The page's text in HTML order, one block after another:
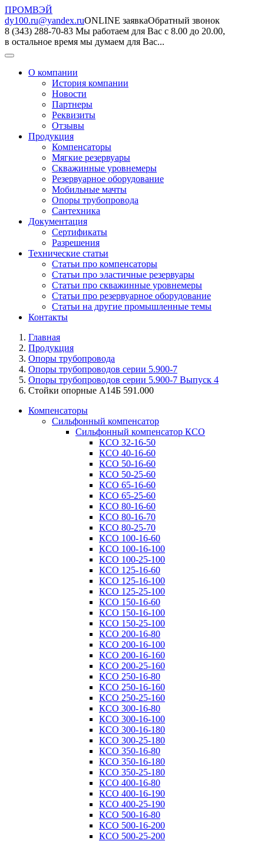
ПРОМВЭЙ
dy100.ru@yandex.ruONLINE заявкаОбратный звонок
8 (343) 288-70-83 Мы работаем для Вас с 8.00 до 20.00,
в остальное время мы думаем для Вас...
О компании
История компании
Новости
Партнеры
Реквизиты
Отзывы
Продукция
Компенсаторы
Мягкие резервуары
Скважинные уровнемеры
Резервуарное оборудование
Мобильные мачты
Опоры трубопровода
Сантехника
Документация
Сертификаты
Разрешения
Технические статьи
Статьи про компенсаторы
Статьи про эластичные резервуары
Статьи про скважинные уровнемеры
Статьи про резервуарное оборудование
Статьи на другие промышленные темы
Контакты
Главная
Продукция
Опоры трубопровода
Опоры трубопроводов серии 5.900-7
Опоры трубопроводов серии 5.900-7 Выпуск 4
Стойки опорные А14Б 591.000
Компенсаторы
Сильфонный компенсатор
Сильфонный компенсатор КСО
КСО 32-16-50
КСО 40-16-60
КСО 50-16-60
КСО 50-25-60
КСО 65-16-60
КСО 65-25-60
КСО 80-16-60
КСО 80-16-70
КСО 80-25-70
КСО 100-16-60
КСО 100-16-100
КСО 100-25-100
КСО 125-16-60
КСО 125-16-100
КСО 125-25-100
КСО 150-16-60
КСО 150-16-100
КСО 150-25-100
КСО 200-16-80
КСО 200-16-100
КСО 200-16-160
КСО 200-25-160
КСО 250-16-80
КСО 250-16-160
КСО 250-25-160
КСО 300-16-80
КСО 300-16-100
КСО 300-16-180
КСО 300-25-180
КСО 350-16-80
КСО 350-16-180
КСО 350-25-180
КСО 400-16-80
КСО 400-16-190
КСО 400-25-190
КСО 500-16-80
КСО 500-16-200
КСО 500-25-200